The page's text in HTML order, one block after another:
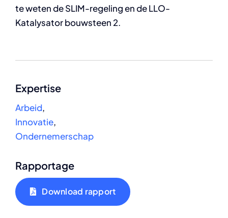
te weten de SLIM-regeling en de LLO-
Katalysator bouwsteen 2.
Expertise
Arbeid,
Innovatie,
Ondernemerschap
Rapportage
Download rapport